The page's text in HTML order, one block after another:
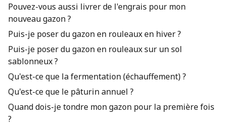
Pouvez-vous aussi livrer de l'engrais pour mon
nouveau gazon ?
Puis-je poser du gazon en rouleaux en hiver ?
Puis-je poser du gazon en rouleaux sur un sol
sablonneux ?
Qu'est-ce que la fermentation (échauffement) ?
Qu'est-ce que le pâturin annuel ?
Quand dois-je tondre mon gazon pour la première fois
?